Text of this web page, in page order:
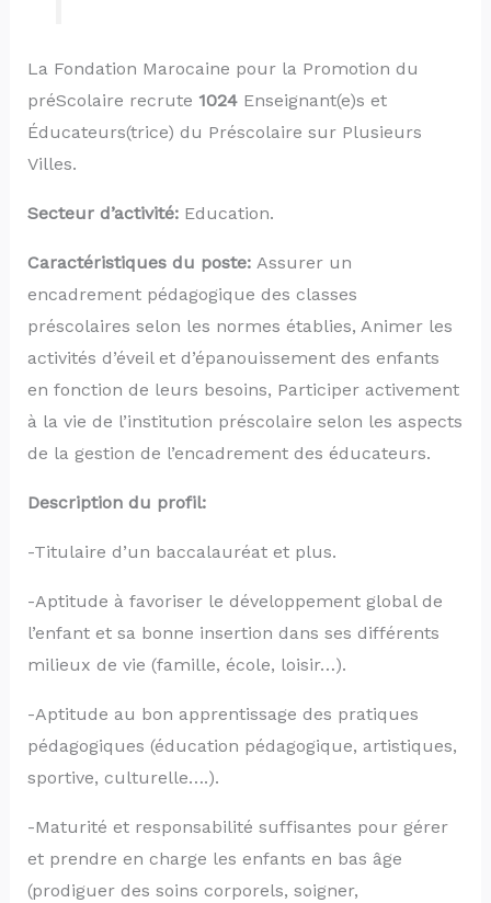
La Fondation Marocaine pour la Promotion du
préScolaire recrute 1024Enseignant(e)s et
Éducateurs(trice) du Préscolaire sur Plusieurs
Villes.
Secteur d’activité:Education.
Caractéristiques du poste:Assurer un
encadrement pédagogique des classes
préscolaires selon les normes établies, Animer les
activités d’éveil et d’épanouissement des enfants
en fonction de leurs besoins, Participer activement
à la vie de l’institution préscolaire selon les aspects
de la gestion de l’encadrement des éducateurs.
Description du profil:
-Titulaire d’un baccalauréat et plus.
-Aptitude à favoriser le développement global de
l’enfant et sa bonne insertion dans ses différents
milieux de vie (famille, école, loisir…).
-Aptitude au bon apprentissage des pratiques
pédagogiques (éducation pédagogique, artistiques,
sportive, culturelle….).
-Maturité et responsabilité suffisantes pour gérer
et prendre en charge les enfants en bas âge
(prodiguer des soins corporels, soigner,